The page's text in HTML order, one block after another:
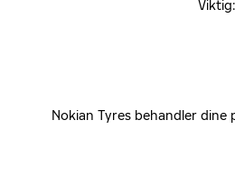
Nokian Tyres behandler